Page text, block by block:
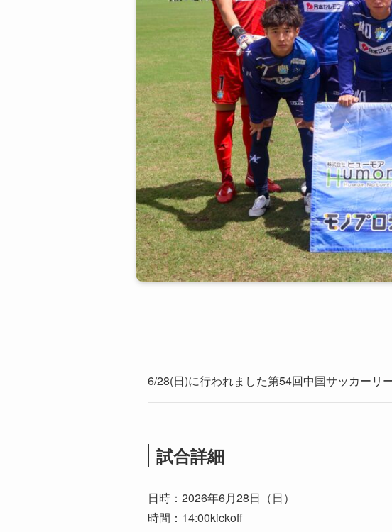
6/28(日)に行われました第54回中国サッカーリ
試合詳細
日時：2026年6月28日（日）
時間：14:00kickoff